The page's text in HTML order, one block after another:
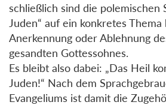
schließlich sind die polemischen
Juden“ auf ein konkretes
Anerkennung oder Ablehnung
gesandten Gottessohnes.
Es bleibt also dabei: „Das Heil
Juden!“ Nach dem
Evangeliums ist damit die